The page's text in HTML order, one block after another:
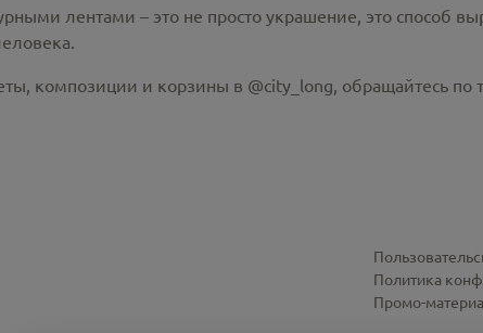
лентами – это не просто украшение, это способ
композиции и корзины в @city_long, обращайтесь по
Политика
Промо-